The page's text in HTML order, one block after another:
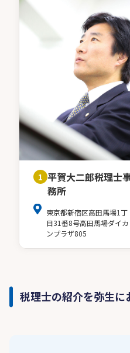
1 平賀大二郎税理士
務所
東京都新宿区高田馬場1丁
目31番8号高田馬場ダイカ
ンプラザ805
税理士の紹介を弥生に